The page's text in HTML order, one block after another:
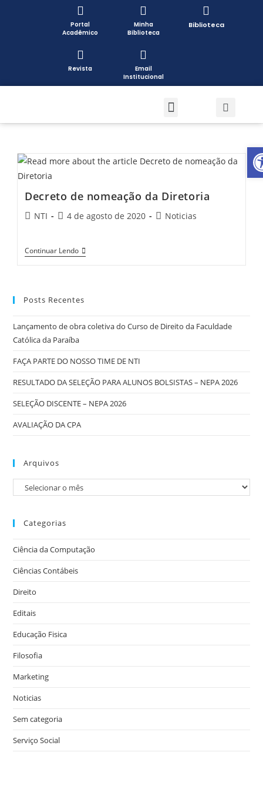
Portal
Acadêmico
Minha
Biblioteca
Biblioteca
Revista
Email
Institucional
Decreto de nomeação da Diretoria
NTI 4 de agosto de 2020 Noticias
Continuar Lendo
Posts Recentes
Lançamento de obra coletiva do Curso de Direito da Faculdade
Católica da Paraíba
FAÇA PARTE DO NOSSO TIME DE NTI
RESULTADO DA SELEÇÃO PARA ALUNOS BOLSISTAS – NEPA 2026
SELEÇÃO DISCENTE – NEPA 2026
AVALIAÇÃO DA CPA
Arquivos
Categorias
Ciência da Computação
Ciências Contábeis
Direito
Editais
Educação Fisica
Filosofia
Marketing
Noticias
Sem categoria
Serviço Social
Open toolbar